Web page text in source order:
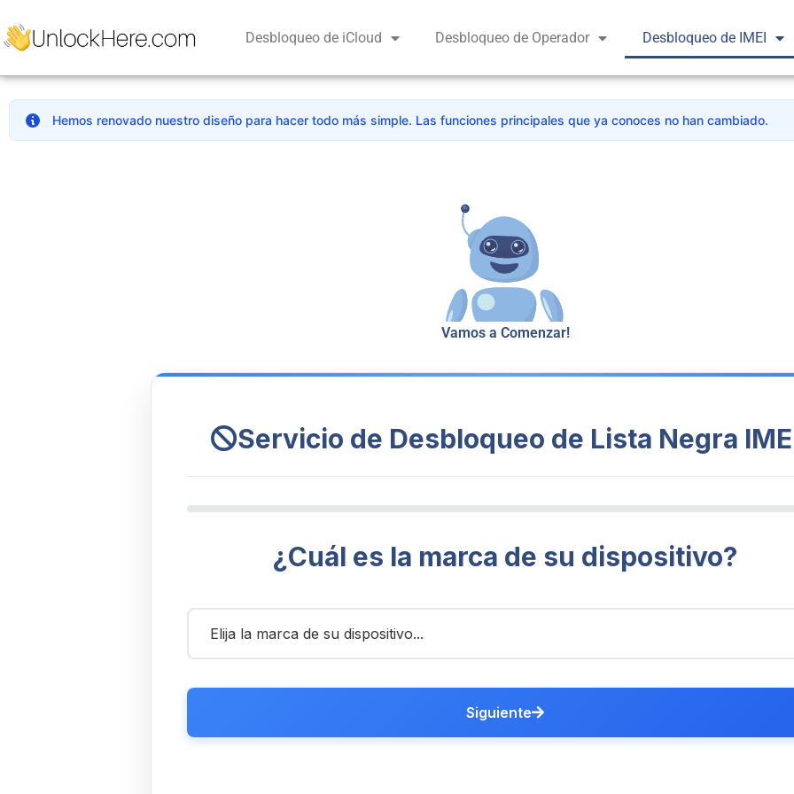
Desbloqueo de iCloud Desbloqueo de Operador Desbloqueo de IMEI
Hemos renovado nuestro diseño para hacer todo más simple. Las funciones principales que ya conoces no han cambiado.
Vamos a Comenzar!
Servicio de Desbloqueo de Lista Negra
¿Cuál es la marca de su dispositivo?
Siguiente